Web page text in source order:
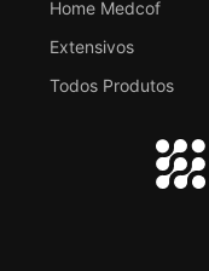
Home Medcof
Extensivos
Todos Produtos